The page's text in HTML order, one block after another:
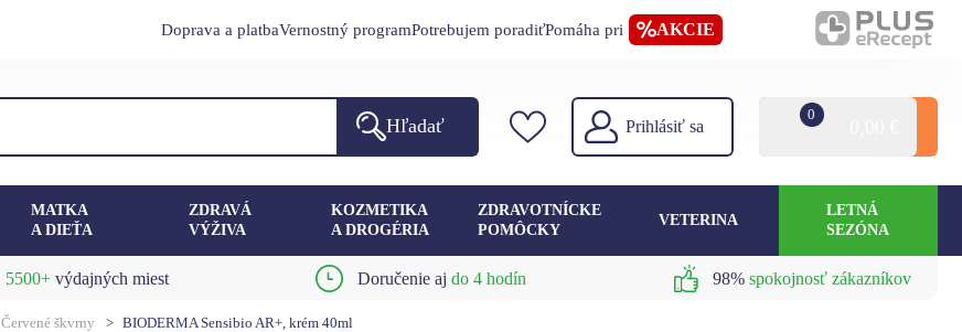
Doprava a platbaVernostný programPotrebujem poradiťPomáha pri AKCIE
Hľadať Prihlásiť sa
0
MATKA
A DIEŤA
ZDRAVÁ
VÝŽIVA
KOZMETIKA
A DROGÉRIA
ZDRAVOTNÍCKE
POMÔCKY
VETERINA
LETNÁ
SEZÓNA
5500+výdajných miest Doručenie ajdo 4 hodín 98% spokojnosť zákazníkov
Červené škvrny > BIODERMA Sensibio AR+, krém 40ml